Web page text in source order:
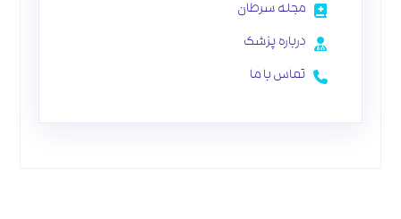
مجله سرطان
درباره پزشک
تماس با ما